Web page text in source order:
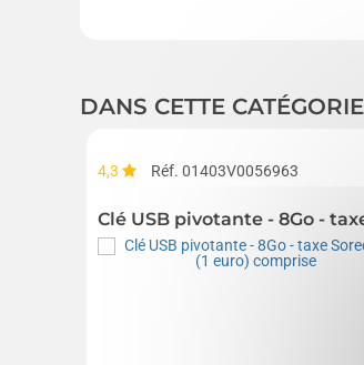
DANS CETTE
4,3 Réf. 01403V0056963
Clé USB pivotante - 8Go -